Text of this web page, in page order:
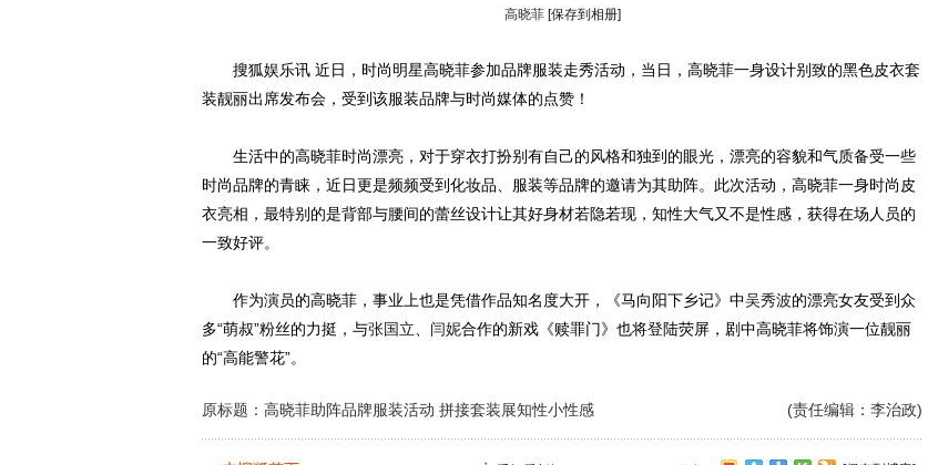
高晓菲 [保存到相册]
搜狐娱乐讯 近日，时尚明星高晓菲参加品牌服装走秀活动，当日，高晓菲一身设计别致的黑色皮衣套
装靓丽出席发布会，受到该服装品牌与时尚媒体的点赞！
生活中的高晓菲时尚漂亮，对于穿衣打扮别有自己的风格和独到的眼光，漂亮的容貌和气质备受一些
时尚品牌的青睐，近日更是频频受到化妆品、服装等品牌的邀请为其助阵。此次活动，高晓菲一身时尚皮
衣亮相，最特别的是背部与腰间的蕾丝设计让其好身材若隐若现，知性大气又不是性感，获得在场人员的
一致好评。
作为演员的高晓菲，事业上也是凭借作品知名度大开，《马向阳下乡记》中吴秀波的漂亮女友受到众
多“萌叔”粉丝的力挺，与张国立 闫妮合作的新戏《赎罪门》也将登陆荧屏，剧中高晓菲将饰演一位靓丽
的“高能警花”。
(责任编辑：李治政)
原标题：高晓菲助阵品牌服装活动 拼接套装展知性小性感